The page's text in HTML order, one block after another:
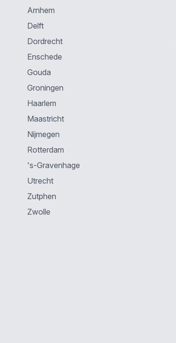
Arnhem
Delft
Dordrecht
Enschede
Gouda
Groningen
Haarlem
Maastricht
Nijmegen
Rotterdam
's-Gravenhage
Utrecht
Zutphen
Zwolle